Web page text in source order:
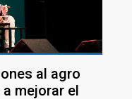
al agro
mejorar el